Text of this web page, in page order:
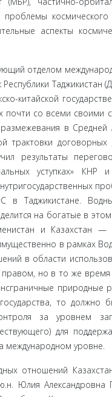
аспекты
отде­лом
Таджикистан
ки­тайской
со все­ми своими
в
трактовки
результаты
уступках» КНР
в Таджикистане.
на богатые в
и Казахстан —
в рамках
в области
но в то же время
природные
то
за уровнем
для
международном уровне.
отноше­ний
Юлия